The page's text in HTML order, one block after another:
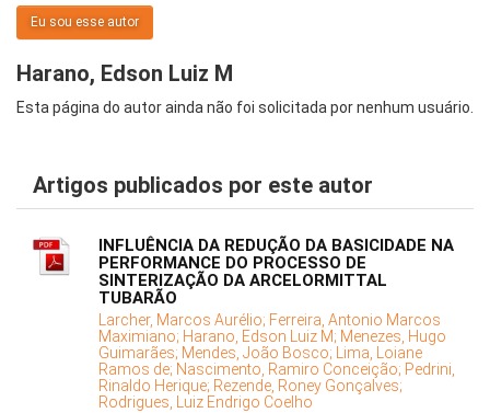
Eu sou esse autor
Harano, Edson Luiz M
Esta página do autor ainda não foi solicitada por nenhum usuário.
Artigos publicados por este autor
INFLUÊNCIA DA REDUÇÃO DA BASICIDADE NA
PERFORMANCE DO PROCESSO DE
SINTERIZAÇÃO DA ARCELORMITTAL
TUBARÃO
Larcher, Marcos Aurélio; Ferreira, Antonio Marcos
Maximiano; Harano, Edson Luiz M; Menezes, Hugo
Guimarães; Mendes, João Bosco; Lima, Loiane
Ramos de; Nascimento, Ramiro Conceição; Pedrini,
Rinaldo Herique; Rezende, Roney Gonçalves;
Rodrigues, Luiz Endrigo Coelho